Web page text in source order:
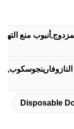
Disposable